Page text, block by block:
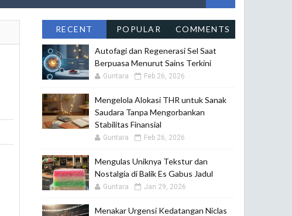
RECENT POPULAR COMMENTS
Autofagi dan Regenerasi Sel Saat
Berpuasa Menurut Sains Terkini
Guntara Feb 26, 2026
Mengelola Alokasi THR untuk Sanak
Saudara Tanpa Mengorbankan
Stabilitas Finansial
Guntara Feb 26, 2026
Mengulas Uniknya Tekstur dan
Nostalgia di Balik Es Gabus Jadul
Guntara Jan 29, 2026
Menakar Urgensi Kedatangan Niclas